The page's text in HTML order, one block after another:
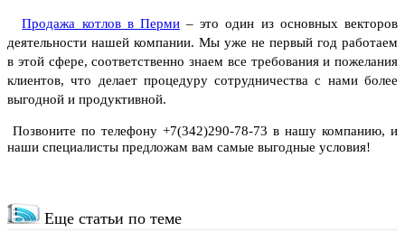
Продажа котлов в Перми– это один из основных векторов
деятельности нашей компании. Мы уже не первый год работаем
в этой сфере, соответственно знаем все требования и пожелания
клиентов, что делает процедуру сотрудничества с нами более
выгодной и продуктивной.
Позвоните по телефону +7(342)290-78-73 в нашу компанию, и
наши специалисты предложам вам самые выгодные условия!
Еще статьи по теме